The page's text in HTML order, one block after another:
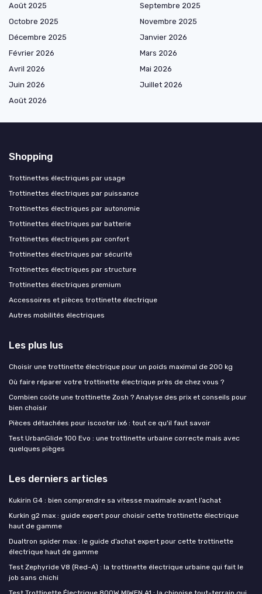
Août 2025
Septembre 2025
Octobre 2025
Novembre 2025
Décembre 2025
Janvier 2026
Février 2026
Mars 2026
Avril 2026
Mai 2026
Juin 2026
Juillet 2026
Août 2026
Shopping
Trottinettes électriques par usage
Trottinettes électriques par puissance
Trottinettes électriques par autonomie
Trottinettes électriques par batterie
Trottinettes électriques par confort
Trottinettes électriques par sécurité
Trottinettes électriques par structure
Trottinettes électriques premium
Accessoires et pièces trottinette électrique
Autres mobilités électriques
Les plus lus
Choisir une trottinette électrique pour un poids maximal de 200 kg
Où faire réparer votre trottinette électrique près de chez vous ?
Combien coûte une trottinette Zosh ? Analyse des prix et conseils pour
bien choisir
Pièces détachées pour iscooter ix6 : tout ce qu'il faut savoir
Test UrbanGlide 100 Evo : une trottinette urbaine correcte mais avec
quelques pièges
Les derniers articles
Kukirin G4 : bien comprendre sa vitesse maximale avant l’achat
Kurkin g2 max : guide expert pour choisir cette trottinette électrique
haut de gamme
Dualtron spider max : le guide d’achat expert pour cette trottinette
électrique haut de gamme
Test Zephyride V8 (Red-A) : la trottinette électrique urbaine qui fait le
job sans chichi